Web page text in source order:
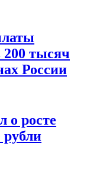
тысяч
России
о росте